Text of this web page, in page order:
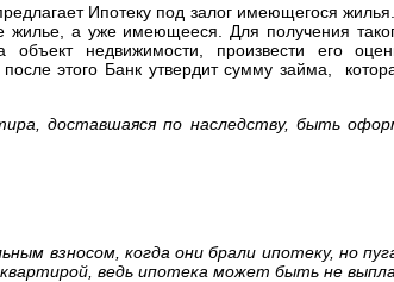
Ипотеку под залог имеющегося
жилье, а уже имеющееся. Для получения
недвижимости, произвести его
этого Банк утвердит сумму займа,
доставшаяся по наследству, быть
взносом, когда они брали ипотеку, но
ведь ипотека может быть не